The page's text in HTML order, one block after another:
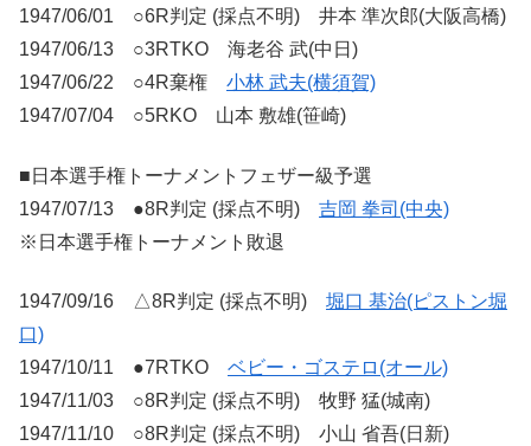
1947/06/01 ○6R判定 (採点不明) 井本 準次郎(大阪高橋)
1947/06/13 ○3RTKO 海老谷 武(中日)
1947/06/22 ○4R棄権 小林 武夫(横須賀)
1947/07/04 ○5RKO 山本 敷雄(笹崎)
■日本選手権トーナメントフェザー級予選
1947/07/13 ●8R判定 (採点不明) 吉岡 拳司(中央)
※日本選手権トーナメント敗退
1947/09/16 △8R判定 (採点不明) 堀口 基治(ピストン堀
口)
1947/10/11 ●7RTKO ベビー・ゴステロ(オール)
1947/11/03 ○8R判定 (採点不明) 牧野 猛(城南)
1947/11/10 ○8R判定 (採点不明) 小山 省吾(日新)